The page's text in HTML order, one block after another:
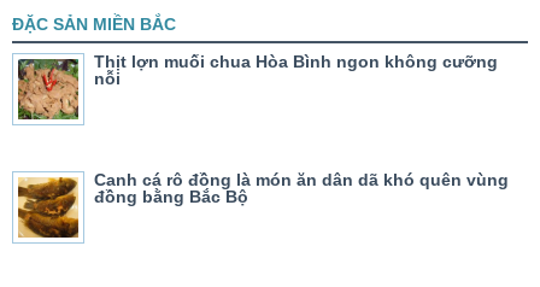
ĐẶC SẢN MIỀN BẮC
Thịt lợn muối chua Hòa Bình ngon không cưỡng
nỗi
Canh cá rô đồng là món ăn dân dã khó quên vùng
đồng bằng Bắc Bộ